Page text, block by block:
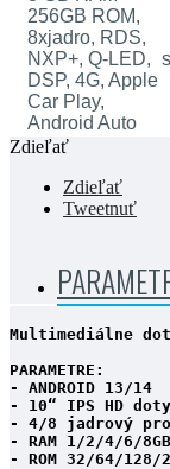
256GB ROM,
8xjadro, RDS,
NXP+, Q-LED,
DSP, 4G, Apple
Car Play,
Android Auto
Zdieľať
Zdieľať
Tweetnuť
Multimediálne
PARAMETRE:
- ANDROID 13/14
- 10“ IPS HD
- 4/8 jadrový
- RAM 1/2/4/6/
- ROM 32/64/128/